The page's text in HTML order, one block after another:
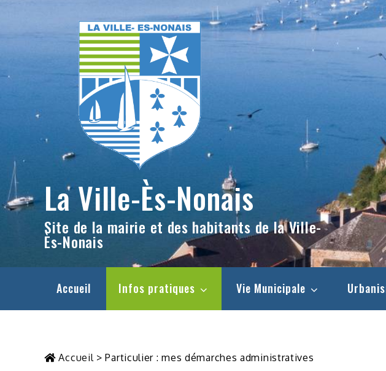
La Ville-Ès-Nonais
Site de la mairie et des habitants de la Ville-
Ès-Nonais
Accueil Infos pratiques Vie Municipale
Accueil >Particulier : mes démarches administratives